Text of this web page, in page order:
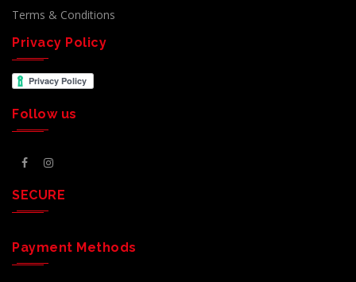
Terms & Conditions
Privacy Policy
Follow us
SECURE
Payment Methods